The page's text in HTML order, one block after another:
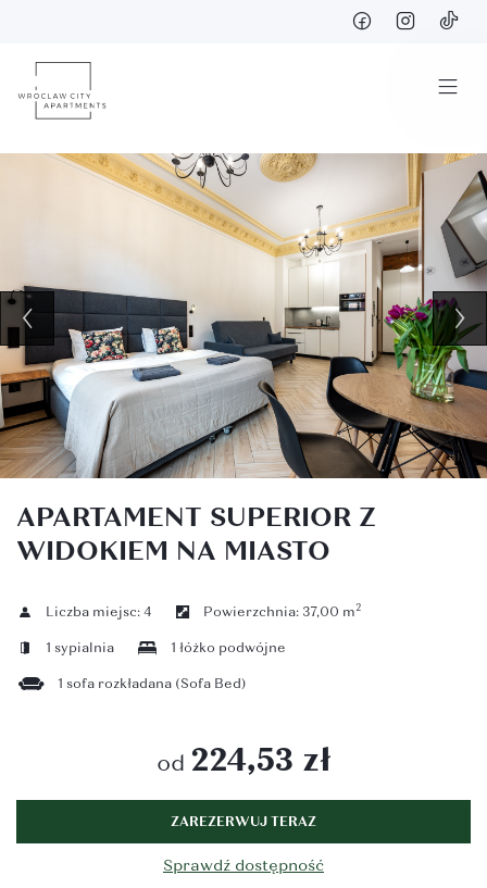
APARTAMENT SUPERIOR Z
WIDOKIEM NA MIASTO
Liczba miejsc: 4 Powierzchnia: 37,00 m2
1 sypialnia 1 łóżko podwójne
1 sofa rozkładana (Sofa Bed)
od 224,53 zł
ZAREZERWUJ TERAZ
Sprawdź dostępność